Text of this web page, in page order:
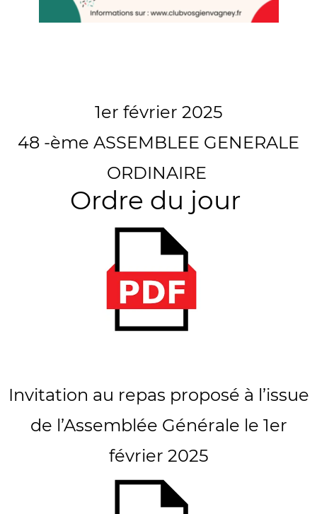
1er février 2025
48 -ème ASSEMBLEE GENERALE
ORDINAIRE
Ordre du jour
Invitation au repas proposé à l’issue
de l’Assemblée Générale le 1er
février 2025